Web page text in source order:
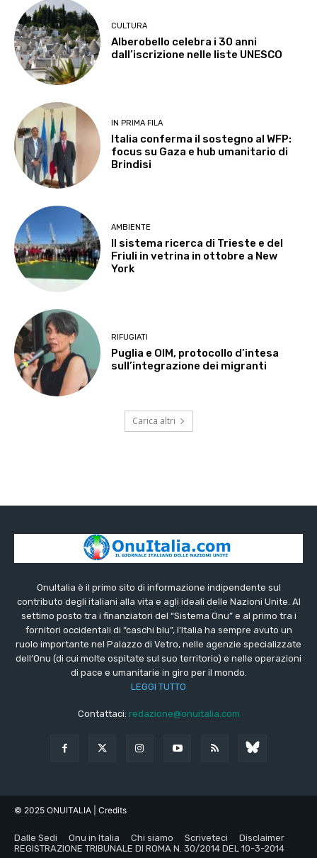
CULTURA
Alberobello celebra i 30 anni
dall’iscrizione nelle liste UNESCO
IN PRIMA FILA
Italia conferma il sostegno al WFP:
focus su Gaza e hub umanitario di
Brindisi
AMBIENTE
Il sistema ricerca di Trieste e del
Friuli in vetrina in ottobre a New
York
RIFUGIATI
Puglia e OIM, protocollo d’intesa
sull’integrazione dei migranti
Carica altri
OnuItalia è il primo sito di informazione indipendente sul
contributo degli italiani alla vita e agli ideali delle Nazioni Unite. Al
settimo posto tra i finanziatori del “Sistema Onu” e al primo tra i
fornitori occidentali di “caschi blu”, l’Italia ha sempre avuto un
ruolo importante nel Palazzo di Vetro, nelle agenzie specializzate
dell’Onu (di cui molte ospitate sul suo territorio) e nelle operazioni
di pace e umanitarie in giro per il mondo.
LEGGI TUTTO
Contattaci: redazione@onuitalia.com
© 2025 ONUITALIA | Credits
Dalle Sedi Onu in Italia Chi siamo Scriveteci
Disclaimer
REGISTRAZIONE TRIBUNALE DI ROMA N. 30/2014 DEL 10-3-2014